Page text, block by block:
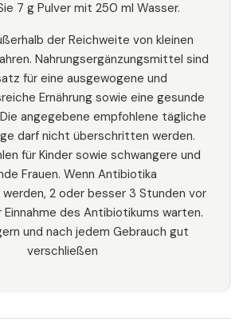
7 g Pulver mit 250 ml Wasser.
der Reichweite von kleinen
Nahrungsergänzungsmittel sind
für eine ausgewogene und
Ernährung sowie eine gesunde
angegebene empfohlene tägliche
darf nicht überschritten werden.
für Kinder sowie schwangere und
Frauen. Wenn Antibiotika
2 oder besser 3 Stunden vor
Einnahme des Antibiotikums warten.
und nach jedem Gebrauch gut
verschließen